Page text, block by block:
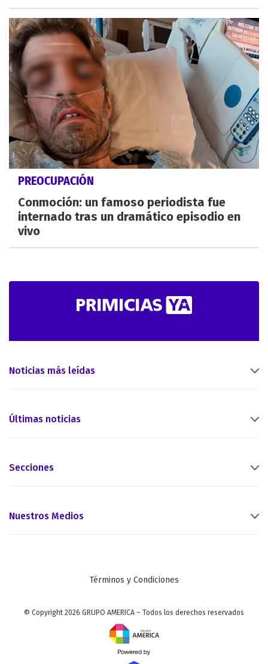
PREOCUPACIÓN
Conmoción: un famoso periodista fue
internado tras un dramático episodio en
vivo
Noticias más leídas
Últimas noticias
Secciones
Nuestros Medios
Términos y Condiciones
© Copyright 2026 GRUPO AMERICA – Todos los derechos reservados